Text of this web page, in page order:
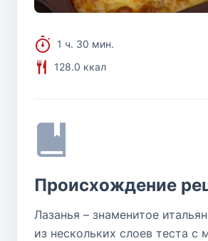
1 ч. 30 мин.
128.0 ккал
Происхождение
Лазанья – знаменитое
из нескольких слоев теста с